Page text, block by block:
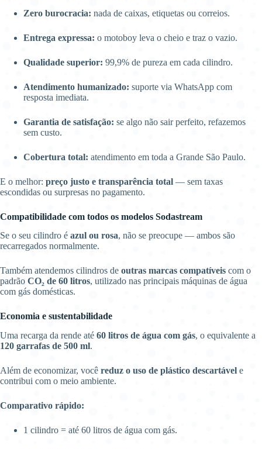
Zero burocracia: nada de caixas, etiquetas ou correios.
Entrega expressa: o motoboy leva o cheio e traz o vazio.
Qualidade superior: 99,9% de pureza em cada cilindro.
Atendimento humanizado: suporte via WhatsApp com
resposta imediata.
Garantia de satisfação: se algo não sair perfeito, refazemos
sem custo.
Cobertura total: atendimento em toda a Grande São Paulo.
E o melhor: preço justo e transparência total — sem taxas
escondidas ou surpresas no pagamento.
Compatibilidade com todos os modelos Sodastream
Se o seu cilindro é azul ou rosa, não se preocupe — ambos são
recarregados normalmente.
Também atendemos cilindros de outras marcas compatíveis com o
padrão CO₂ de 60 litros, utilizado nas principais máquinas de água
com gás domésticas.
Economia e sustentabilidade
Uma recarga da rende até 60 litros de água com gás, o equivalente a
120 garrafas de 500 ml.
Além de economizar, você reduz o uso de plástico descartável e
contribui com o meio ambiente.
Comparativo rápido:
1 cilindro = até 60 litros de água com gás.